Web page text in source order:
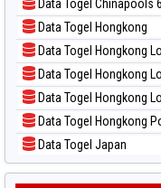
📝 Pola Dasar Pcso
📝 Pola Dasar Sao Paulo
📝 Pola Dasar Singapore
📝 Pola Dasar Sydney
📝 Pola Dasar Sydney
📝 Pola Dasar Sydney
📝 Pola Dasar Sydney Lotto
Data Togel Chinapools
Data Togel Hongkong
Data Togel Hongkong
Data Togel Hongkong
Data Togel Hongkong
Data Togel Hongkong
Data Togel Japan
Data Togel Japan 6d